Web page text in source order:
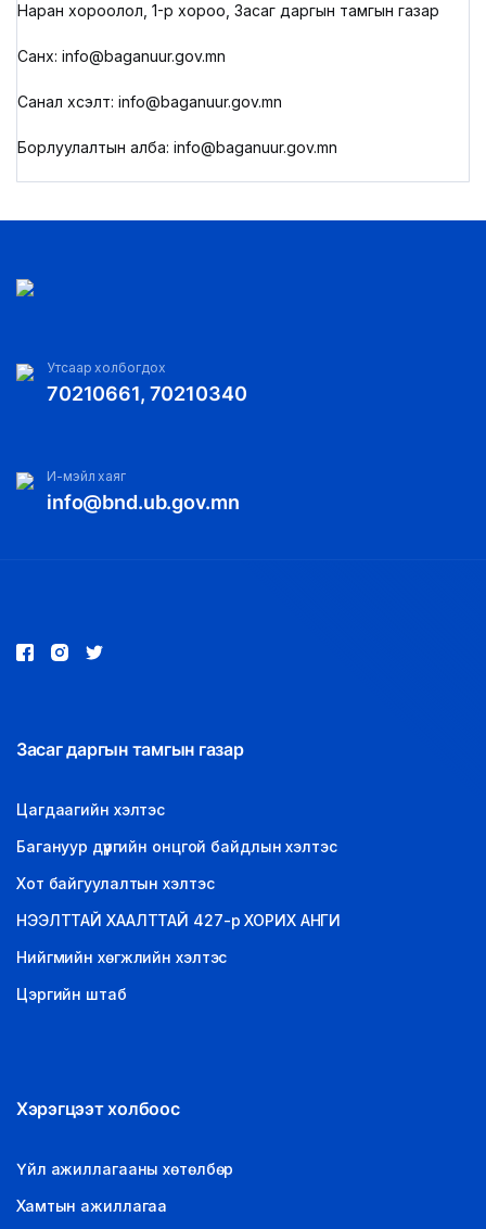
Наран хороолол, 1-р хороо, Засаг даргын тамгын газар
Санхүү: info@baganuur.gov.mn
Санал хүсэлт: info@baganuur.gov.mn
Борлуулалтын алба: info@baganuur.gov.mn
Утсаар холбогдох
70210661, 70210340
И-мэйл хаяг
info@bnd.ub.gov.mn
Засаг даргын тамгын газар
Цагдаагийн хэлтэс
Багануур дүүргийн онцгой байдлын хэлтэс
Хот байгуулалтын хэлтэс
НЭЭЛТТАЙ ХААЛТТАЙ 427-р ХОРИХ АНГИ
Нийгмийн хөгжлийн хэлтэс
Цэргийн штаб
Хэрэгцээт холбоос
Үйл ажиллагааны хөтөлбөр
Хамтын ажиллагаа